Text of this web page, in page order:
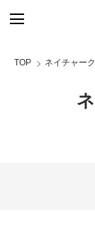
TOP ネイチャー